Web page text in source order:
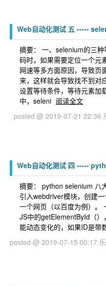
Web自动化测试 五 -----
摘要： 一、selenium的三
码时，如果需要定位一个元
网速等多方面原因，导致页
来，这样就会导致找不到对
设置等待条件，等待元素加
中，seleni 阅读全文
posted @ 2019-07-21 22:36
Web自动化测试 四 -----
摘要： python selenium 八
引入webdriver模块，创建
一个网页（以百度为例）。
JS中的getElementById（
能动态变化的，如果ID是带
posted @ 2019-07-15 00:17